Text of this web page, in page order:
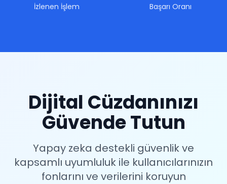
İzlenen İşlem Başarı Oranı
Dijital Cüzdanınızı
Güvende Tutun
Yapay zeka destekli güvenlik ve
kapsamlı uyumluluk ile kullanıcılarınızın
fonlarını ve verilerini koruyun